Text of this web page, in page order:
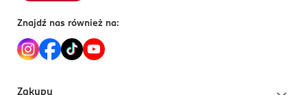
Znajdź nas również na:
Zakupy